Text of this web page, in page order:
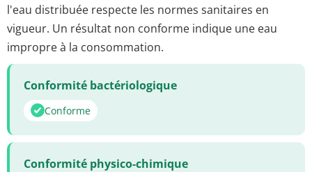
l'eau distribuée respecte les normes sanitaires en
vigueur. Un résultat non conforme indique une eau
impropre à la consommation.
Conformité bactériologique
Conforme
Conformité physico-chimique